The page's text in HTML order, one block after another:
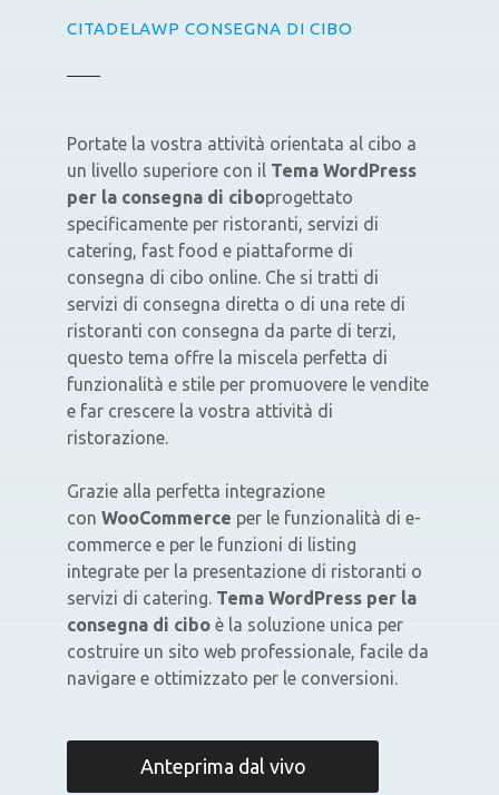
CITADELAWP CONSEGNA DI CIBO
Portate la vostra attività orientata al cibo a
un livello superiore con il Tema WordPress
per la consegna di ciboprogettato
specificamente per ristoranti, servizi di
catering, fast food e piattaforme di
consegna di cibo online. Che si tratti di
servizi di consegna diretta o di una rete di
ristoranti con consegna da parte di terzi,
questo tema offre la miscela perfetta di
funzionalità e stile per promuovere le vendite
e far crescere la vostra attività di
ristorazione.
Grazie alla perfetta integrazione
con WooCommerce per le funzionalità di e-
commerce e per le funzioni di listing
integrate per la presentazione di ristoranti o
servizi di catering. Tema WordPress per la
consegna di cibo è la soluzione unica per
costruire un sito web professionale, facile da
navigare e ottimizzato per le conversioni.
Anteprima dal vivo